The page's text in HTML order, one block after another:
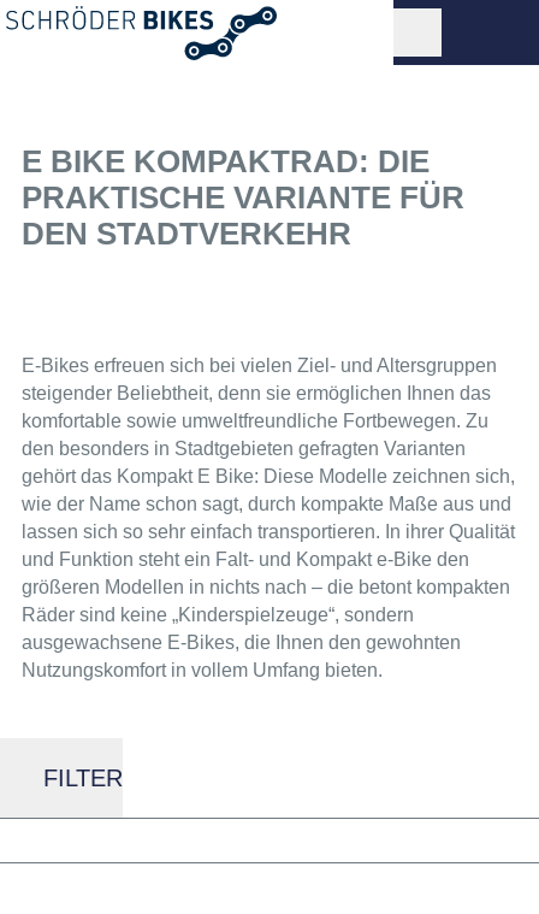
E BIKE KOMPAKTRAD: DIE
PRAKTISCHE VARIANTE FÜR
DEN STADTVERKEHR
E-Bikes erfreuen sich bei vielen Ziel- und Altersgruppen
steigender Beliebtheit, denn sie ermöglichen Ihnen das
komfortable sowie umweltfreundliche Fortbewegen. Zu
den besonders in Stadtgebieten gefragten Varianten
gehört das Kompakt E Bike: Diese Modelle zeichnen sich,
wie der Name schon sagt, durch kompakte Maße aus und
lassen sich so sehr einfach transportieren. In ihrer Qualität
und Funktion steht ein Falt- und Kompakt e-Bike den
größeren Modellen in nichts nach – die betont kompakten
Räder sind keine „Kinderspielzeuge“, sondern
ausgewachsene E-Bikes, die Ihnen den gewohnten
Nutzungskomfort in vollem Umfang bieten.
FILTER